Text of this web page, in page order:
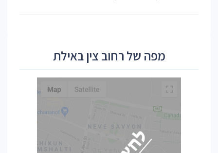
מפה של רחוב צין באילת